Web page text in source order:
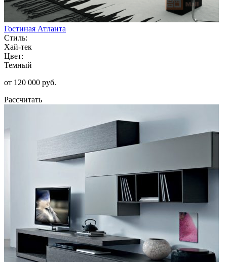
Гостиная Атланта
Стиль:
Хай-тек
Цвет:
Темный
от 120 000 руб.
Рассчитать